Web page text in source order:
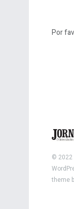
Por
© 2022
theme